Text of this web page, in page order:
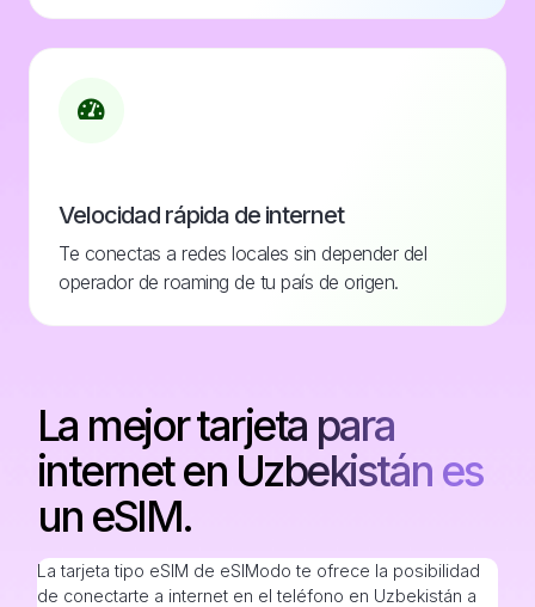
Velocidad rápida de internet
Te conectas a redes locales sin depender del
operador de roaming de tu país de origen.
La mejor tarjeta para
internet en Uzbekistán es
un eSIM.
La tarjeta tipo eSIM de eSIModo te ofrece la posibilidad
de conectarte a internet en el teléfono en Uzbekistán a